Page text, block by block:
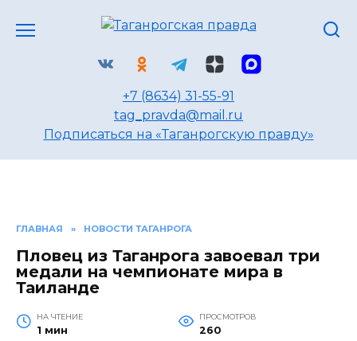
+7 (8634) 31-55-91
tag_pravda@mail.ru
Подписаться на «Таганрогскую правду»
ГЛАВНАЯ » НОВОСТИ ТАГАНРОГА
Пловец из Таганрога завоевал три
медали на чемпионате мира в
Таиланде
НА ЧТЕНИЕ
1 мин
ПРОСМОТРОВ
260